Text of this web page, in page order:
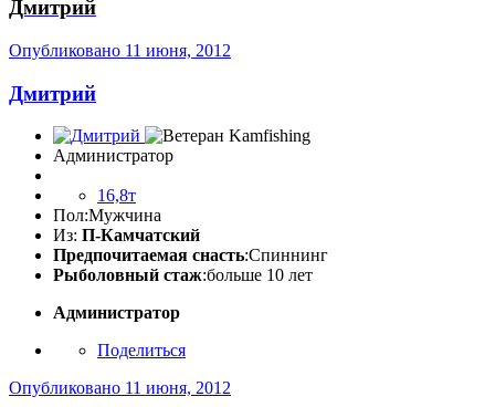
Дмитрий
Опубликовано 11 июня, 2012
Дмитрий
Администратор
16,8т
Пол:Мужчина
Из: П-Камчатский
Предпочитаемая снасть:Спиннинг
Рыболовный стаж:больше 10 лет
Администратор
Поделиться
Опубликовано 11 июня, 2012